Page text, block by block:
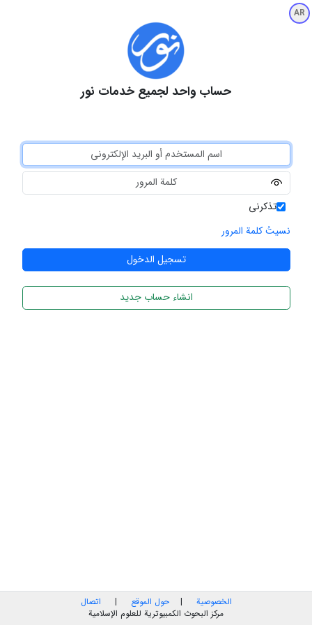
AR
حساب واحد لجميع خدمات نور
تذكرني
نسيتُ كلمة المرور
انشاء حساب جديد
الخصوصية |حول الموقع | اتصال
مركز البحوث الكمبيوترية للعلوم الإسلامية